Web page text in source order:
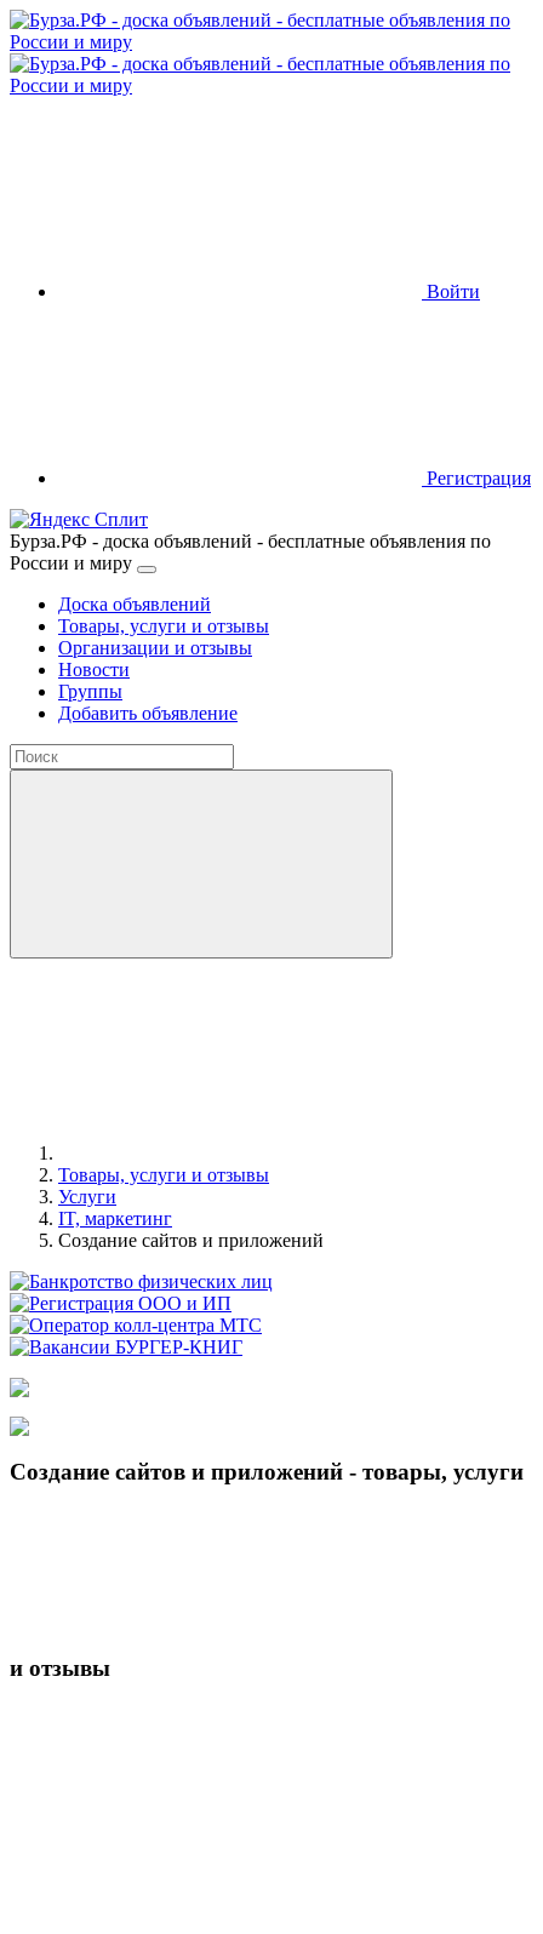
Войти
Регистрация
Бурза.РФ - доска объявлений - бесплатные объявления по
России и миру
Доска объявлений
Товары, услуги и отзывы
Организации и отзывы
Новости
Группы
Добавить объявление
Товары, услуги и отзывы
Услуги
IT, маркетинг
Создание сайтов и приложений
Создание сайтов и приложений - товары, услуги
и отзывы